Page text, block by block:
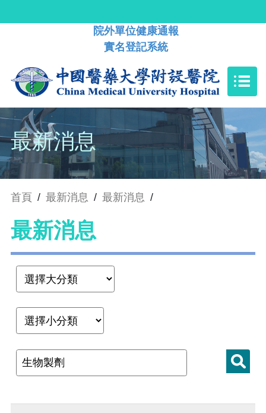
院外單位健康通報
實名登記系統
最新消息
首頁 / 最新消息 / 最新消息 /
最新消息